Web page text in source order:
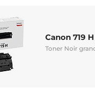
Canon 719
Toner Noir